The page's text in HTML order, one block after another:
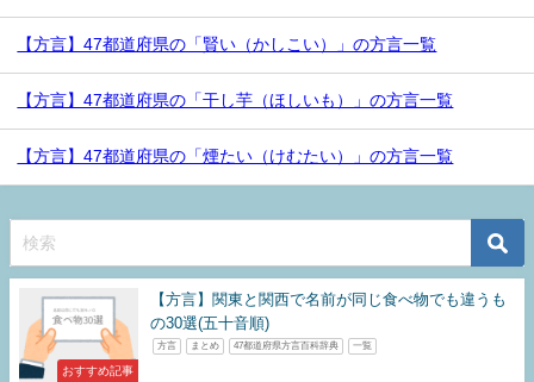
【方言】47都道府県の「賢い（かしこい）」の方言一覧
【方言】47都道府県の「干し芋（ほしいも）」の方言一覧
【方言】47都道府県の「煙たい（けむたい）」の方言一覧
おすすめ記事
【方言】関東と関西で名前が同じ食べ物でも違うも
の30選(五十音順)
方言 まとめ 47都道府県方言百科辞典 一覧